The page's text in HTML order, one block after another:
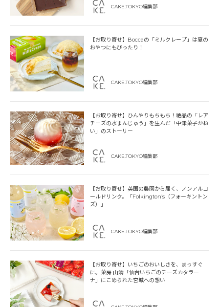
CAKE.TOKYO編集部
【お取り寄せ】Boccaの「ミルクレープ」は夏の
おやつにもぴったり！
CAKE.TOKYO編集部
【お取り寄せ】ひんやりもちもち！絶品の「レア
チーズの水まんじゅう」を生んだ「中津菓子かね
い」のストーリー
CAKE.TOKYO編集部
【お取り寄せ】英国の農園から届く、ノンアルコ
ールドリンク。「Folkington’s（フォーキントン
ズ）」
CAKE.TOKYO編集部
【お取り寄せ】いちごのおいしさを、まっすぐ
に。菓房 山清「仙台いちごのチーズカタラー
ナ」にこめられた宮城への想い